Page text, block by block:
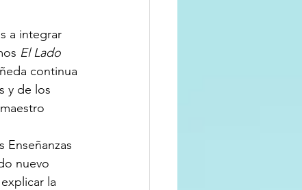
El Lado
continua
y de los
Enseñanzas
nuevo
la